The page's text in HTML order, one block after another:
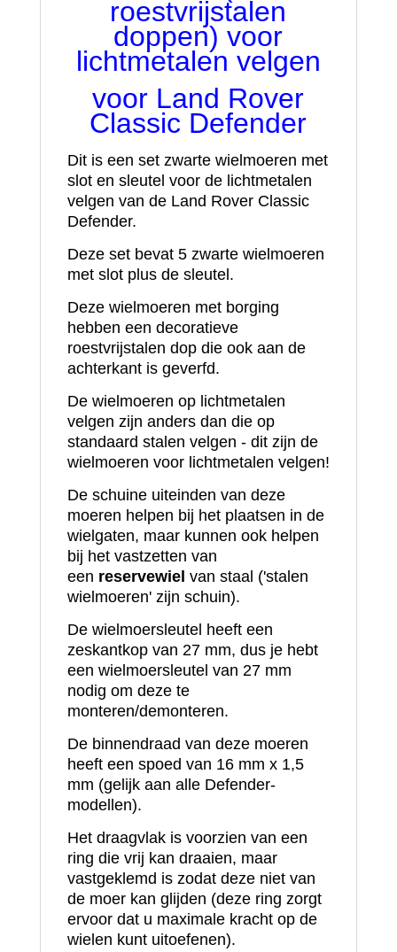
roestvrijstalen
doppen) voor
lichtmetalen velgen
voor Land Rover
Classic Defender
Dit is een set zwarte wielmoeren met
slot en sleutel voor de lichtmetalen
velgen van de Land Rover Classic
Defender.
Deze set bevat 5 zwarte wielmoeren
met slot plus de sleutel.
Deze wielmoeren met borging
hebben een decoratieve
roestvrijstalen dop die ook aan de
achterkant is geverfd.
De wielmoeren op lichtmetalen
velgen zijn anders dan die op
standaard stalen velgen - dit zijn de
wielmoeren voor lichtmetalen velgen!
De schuine uiteinden van deze
moeren helpen bij het plaatsen in de
wielgaten, maar kunnen ook helpen
bij het vastzetten van
een reservewiel van staal ('stalen
wielmoeren' zijn schuin).
De wielmoersleutel heeft een
zeskantkop van 27 mm, dus je hebt
een wielmoersleutel van 27 mm
nodig om deze te
monteren/demonteren.
De binnendraad van deze moeren
heeft een spoed van 16 mm x 1,5
mm (gelijk aan alle Defender-
modellen).
Het draagvlak is voorzien van een
ring die vrij kan draaien, maar
vastgeklemd is zodat deze niet van
de moer kan glijden (deze ring zorgt
ervoor dat u maximale kracht op de
wielen kunt uitoefenen).